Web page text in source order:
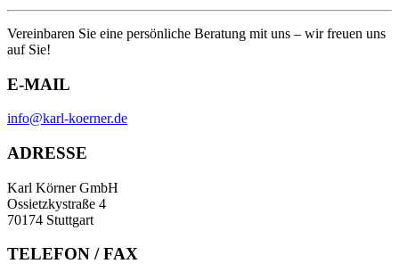
Vereinbaren Sie eine persönliche Beratung mit uns – wir freuen uns
auf Sie!
E-MAIL
info@karl-koerner.de
ADRESSE
Karl Körner GmbH
Ossietzkystraße 4
70174 Stuttgart
TELEFON / FAX